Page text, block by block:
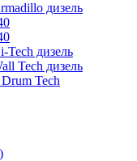
дизель
дизель
Tech дизель
Tech